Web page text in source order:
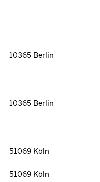
10365 Berlin
10365 Berlin
51069 Köln
51069 Köln